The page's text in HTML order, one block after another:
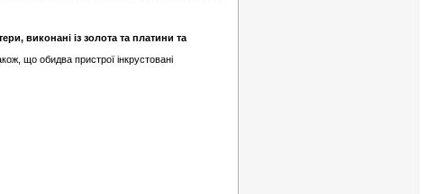
виконані із золота та платини та
що обидва пристрої інкрустовані